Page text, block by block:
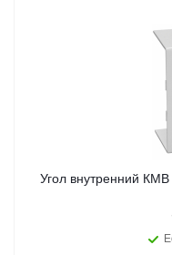
Угол внутренний